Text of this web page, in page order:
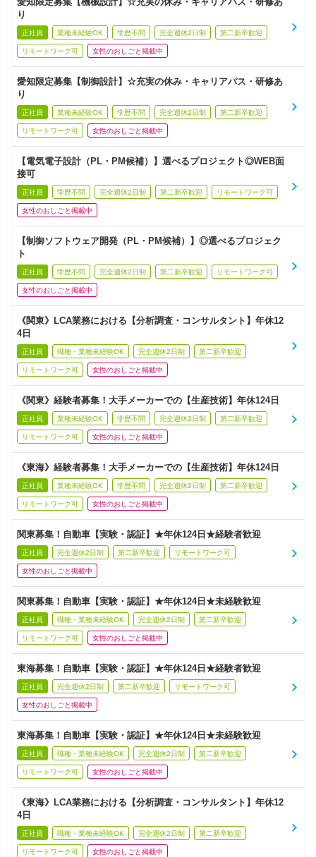
り
正社員 業種未経験OK 学歴不問 完全週休2日制 第二新卒歓迎
リモートワーク可 女性のおしごと掲載中
愛知限定募集【制御設計】☆充実の休み・キャリアパス・研修あ
り
正社員 業種未経験OK 学歴不問 完全週休2日制 第二新卒歓迎
リモートワーク可 女性のおしごと掲載中
【電気電子設計（PL・PM候補）】選べるプロジェクト◎WEB面
接可
正社員 学歴不問 完全週休2日制 第二新卒歓迎 リモートワーク可
女性のおしごと掲載中
【制御ソフトウェア開発（PL・PM候補）】◎選べるプロジェク
ト
正社員 学歴不問 完全週休2日制 第二新卒歓迎 リモートワーク可
女性のおしごと掲載中
《関東》LCA業務における【分析調査・コンサルタント】年休12
4日
正社員 職種・業種未経験OK 完全週休2日制 第二新卒歓迎
リモートワーク可 女性のおしごと掲載中
《関東》経験者募集！大手メーカーでの【生産技術】年休124日
正社員 業種未経験OK 学歴不問 完全週休2日制 第二新卒歓迎
リモートワーク可 女性のおしごと掲載中
《東海》経験者募集！大手メーカーでの【生産技術】年休124日
正社員 業種未経験OK 学歴不問 完全週休2日制 第二新卒歓迎
リモートワーク可 女性のおしごと掲載中
関東募集！自動車【実験・認証】★年休124日★経験者歓迎
正社員 完全週休2日制 第二新卒歓迎 リモートワーク可
女性のおしごと掲載中
関東募集！自動車【実験・認証】★年休124日★未経験歓迎
正社員 職種・業種未経験OK 完全週休2日制 第二新卒歓迎
リモートワーク可 女性のおしごと掲載中
東海募集！自動車【実験・認証】★年休124日★経験者歓迎
正社員 完全週休2日制 第二新卒歓迎 リモートワーク可
女性のおしごと掲載中
東海募集！自動車【実験・認証】★年休124日★未経験歓迎
正社員 職種・業種未経験OK 完全週休2日制 第二新卒歓迎
リモートワーク可 女性のおしごと掲載中
《東海》LCA業務における【分析調査・コンサルタント】年休12
4日
正社員 職種・業種未経験OK 完全週休2日制 第二新卒歓迎
リモートワーク可 女性のおしごと掲載中